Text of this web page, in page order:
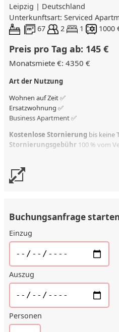
Leipzig | Deutschland
Unterkunftsart: Serviced
67
2 1 1000
Preis pro Tag ab: 145 €
Monatsmiete €: 4350 €
Art der Nutzung
Wohnen auf Zeit ✅
Ersatzwohnung ✅
Business Apartment ✅
Kostenlose Stornierung bis keine
Stornierungsgebühr 100 % vom
Buchungsanfrage starten
Einzug
Auszug
Personen